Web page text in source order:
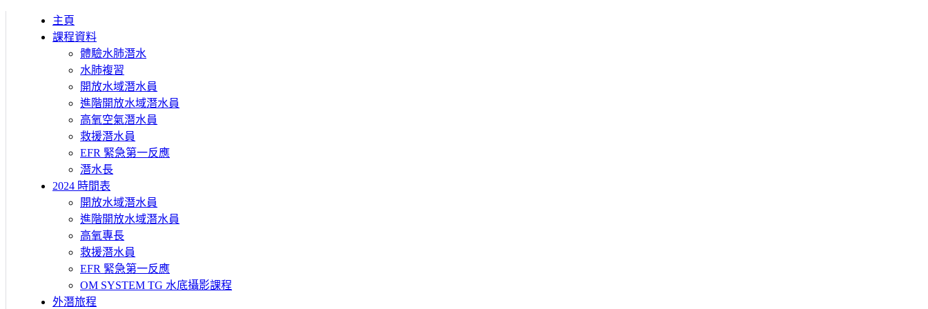
主頁
課程資料
體驗水肺潛水
水肺複習
開放水域潛水員
進階開放水域潛水員
高氧空氣潛水員
救援潛水員
EFR 緊急第一反應
潛水長
2024 時間表
開放水域潛水員
進階開放水域潛水員
高氧專長
救援潛水員
EFR 緊急第一反應
OM SYSTEM TG 水底攝影課程
外潛旅程